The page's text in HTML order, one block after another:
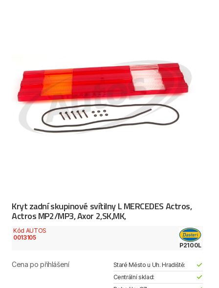
Kryt zadní skupinové svítilny L MERCEDES Actros,
Actros MP2/MP3, Axor 2,SK,MK,
Kód AUTOS
0013105
P2100L
Cena po přihlášení
Staré Město u Uh. Hradiště:
Centrální sklad: